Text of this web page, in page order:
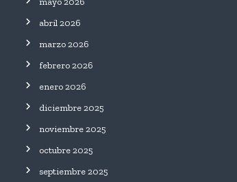
abril 2026
marzo 2026
febrero 2026
enero 2026
diciembre 2025
noviembre 2025
octubre 2025
septiembre 2025